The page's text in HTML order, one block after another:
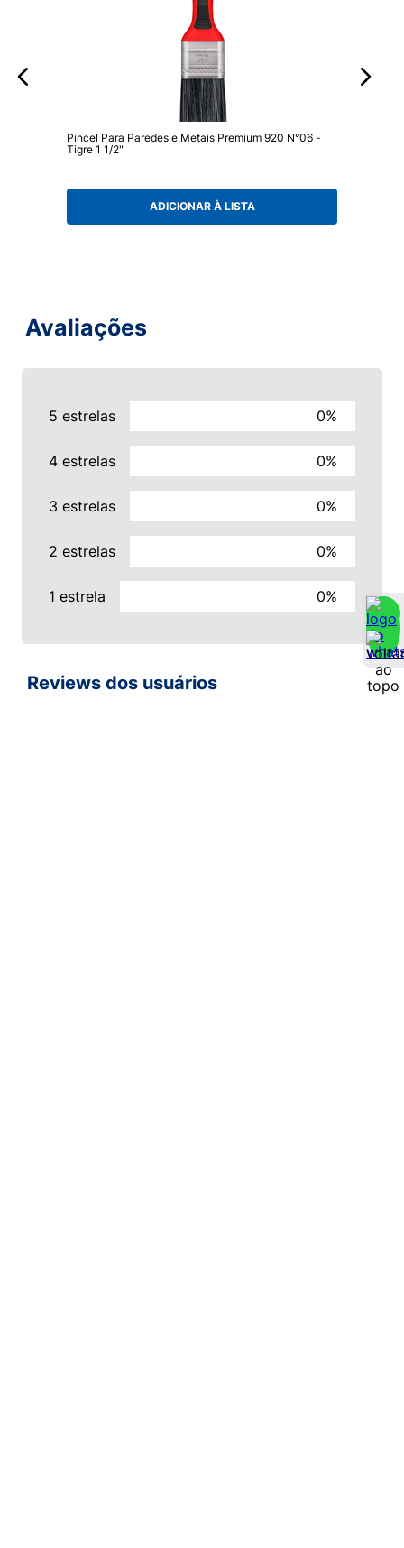
Pincel Para Paredes e Metais Premium 920 N°06 -
Tigre 1 1/2"
ADICIONAR À LISTA
Avaliações
5 estrelas 0%
4 estrelas 0%
3 estrelas 0%
2 estrelas 0%
1 estrela 0%
Reviews dos usuários